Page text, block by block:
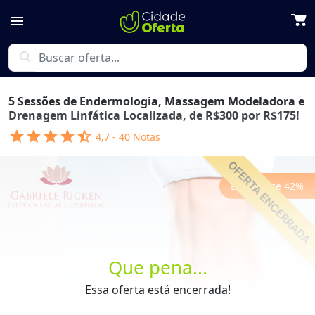
menu
search
Que pena...
Essa oferta está encerrada!
5 Sessões de Endermologia, Massagem Modeladora e
Drenagem Linfática Localizada, de R$300 por R$175!
starstarstarstarstar_half 4,7 - 40 Notas
Economize 42%